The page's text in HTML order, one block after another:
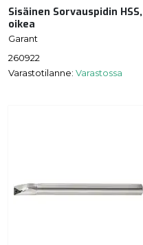
Sisäinen Sorvauspidin HSS,
oikea
Garant
260922
Varastotilanne: Varastossa